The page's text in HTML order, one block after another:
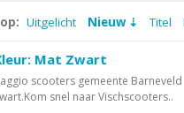
Uitgelicht Nieuw Titel
Mat Zwart
scooters gemeente Barneveld
snel naar Vischscooters..